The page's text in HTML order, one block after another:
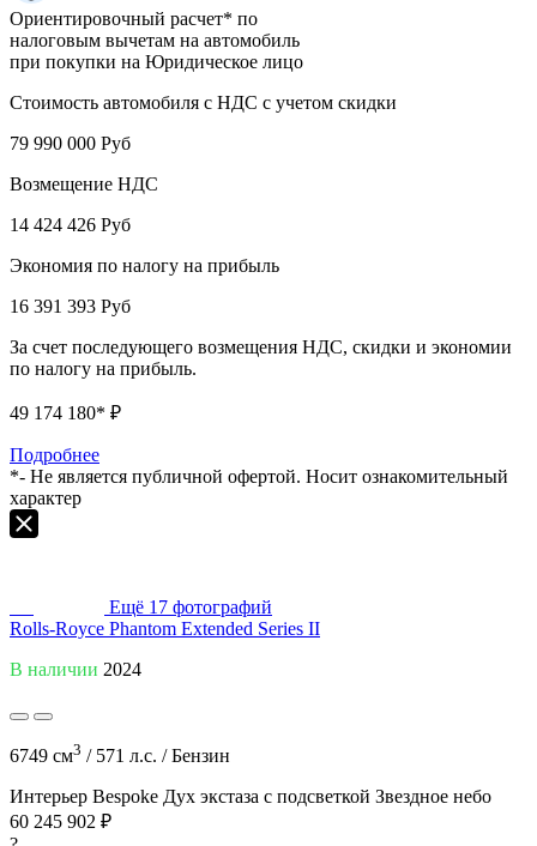
Ориентировочный расчет* по
налоговым вычетам на автомобиль
при покупки на Юридическое лицо
Стоимость автомобиля с НДС с учетом скидки
79 990 000 Руб
Возмещение НДС
14 424 426 Руб
Экономия по налогу на прибыль
16 391 393 Руб
За счет последующего возмещения НДС, скидки и экономии
по налогу на прибыль.
49 174 180* ₽
Подробнее
*- Не является публичной офертой. Носит ознакомительный
характер
Ещё 17 фотографий
Rolls-Royce Phantom Extended Series II
В наличии 2024
6749 см3 / 571 л.с. /Бензин
Интерьер Bespoke Дух экстаза с подсветкой Звездное небо
60 245 902 ₽